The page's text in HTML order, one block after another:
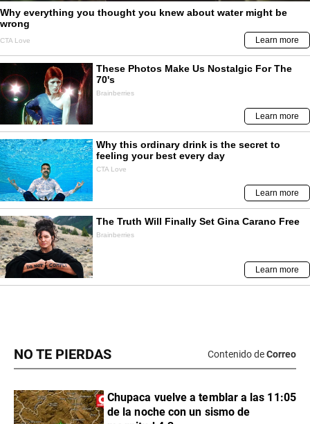
NO TE PIERDAS Contenido deCorreo
Chupaca vuelve a temblar a las 11:05
de la noche con un sismo de